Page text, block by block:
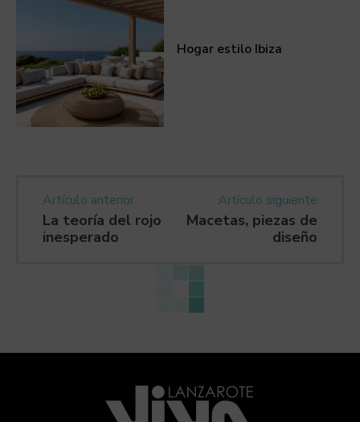
Hogar estilo Ibiza
Artículo anterior
La teoría del rojo
inesperado
Artículo siguiente
Macetas, piezas de
diseño